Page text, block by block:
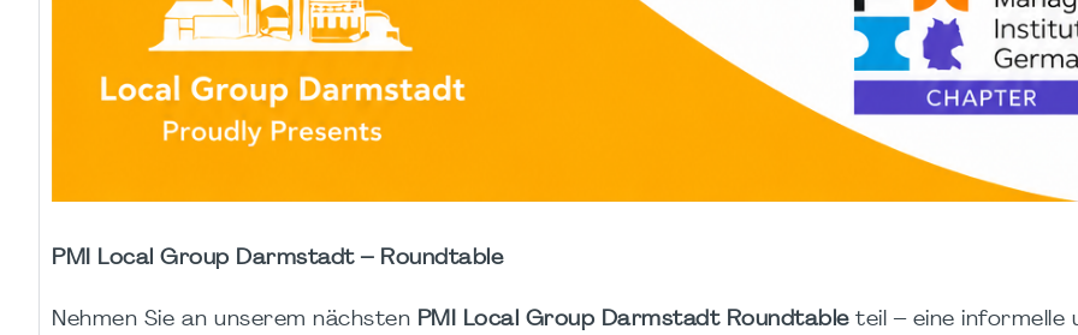
PMI Local Group Darmstadt – Roundtable
Nehmen Sie an unserem nächsten PMI Local Group Darmstadt Roundtableteil – eine informelle